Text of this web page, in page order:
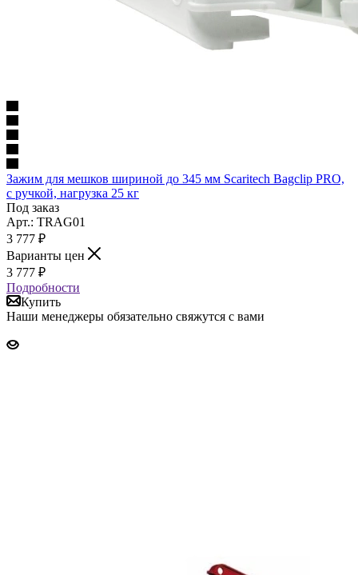
Зажим для мешков шириной до 345 мм Scaritech Bagclip PRO,
с ручкой, нагрузка 25 кг
Под заказ
Арт.: TRAG01
3 777 ₽
Варианты цен
3 777 ₽
Подробности
Купить
Наши менеджеры обязательно свяжутся с вами